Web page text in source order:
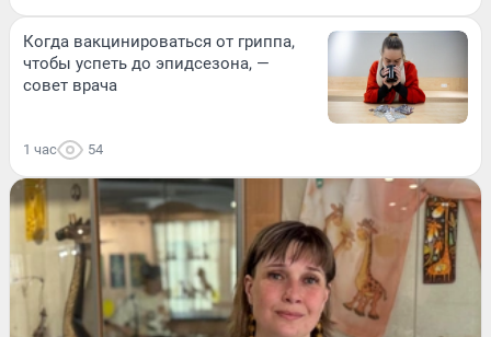
Когда вакцинироваться от гриппа,
чтобы успеть до эпидсезона, —
совет врача
1 час 54